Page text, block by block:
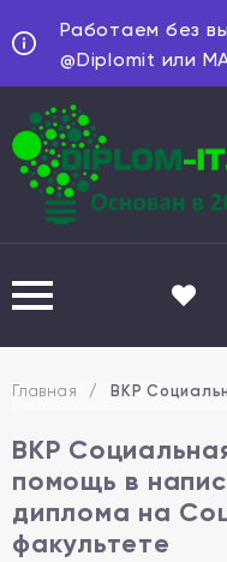
Работаем без
@Diplomit или
Главная / ВКР
ВКР
помощь в
диплома на
факультете